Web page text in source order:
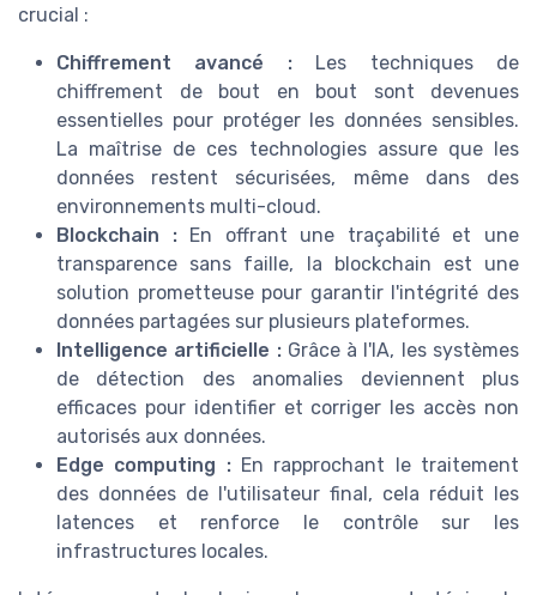
crucial :
Chiffrement avancé :Les techniques de
chiffrement de bout en bout sont devenues
essentielles pour protéger les données sensibles.
La maîtrise de ces technologies assure que les
données restent sécurisées, même dans des
environnements multi-cloud.
Blockchain :En offrant une traçabilité et une
transparence sans faille, la blockchain est une
solution prometteuse pour garantir l'intégrité des
données partagées sur plusieurs plateformes.
Intelligence artificielle :Grâce à l'IA, les systèmes
de détection des anomalies deviennent plus
efficaces pour identifier et corriger les accès non
autorisés aux données.
Edge computing :En rapprochant le traitement
des données de l'utilisateur final, cela réduit les
latences et renforce le contrôle sur les
infrastructures locales.